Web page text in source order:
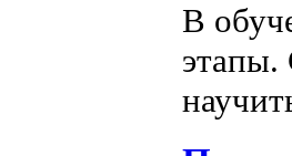
В
этапы.